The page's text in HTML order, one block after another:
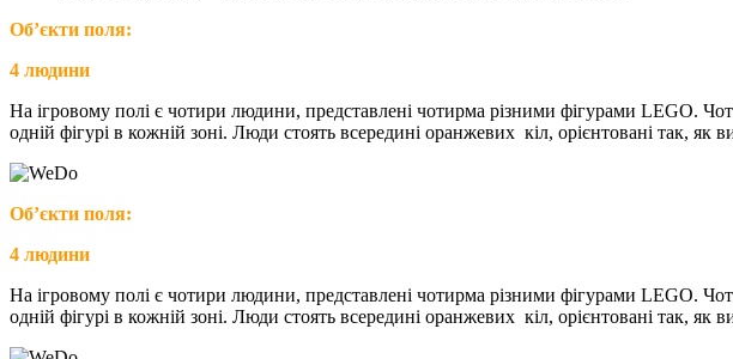
Об’єкти поля:
4 людини
На ігровому полі є чотири людини, представлені чотирма різними фігурами LEGO.
одній фігурі в кожній зоні. Люди стоять всередині оранжевих кіл, орієнтовані так,
Об’єкти поля:
4 людини
На ігровому полі є чотири людини, представлені чотирма різними фігурами LEGO.
одній фігурі в кожній зоні. Люди стоять всередині оранжевих кіл, орієнтовані так,